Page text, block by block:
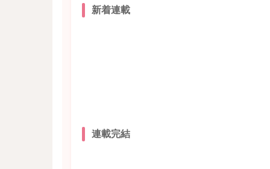
新着連載
連載完結